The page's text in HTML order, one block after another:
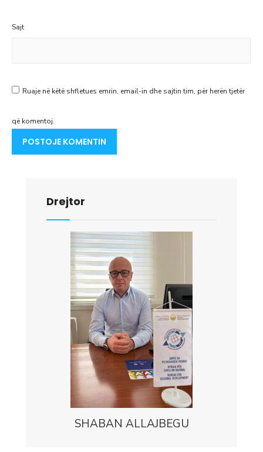
Sajt
Ruaje në këtë shfletues emrin, email-in dhe sajtin tim, për herën tjetër
që komentoj.
Drejtor
SHABAN ALLAJBEGU